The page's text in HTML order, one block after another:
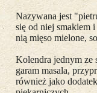
Nazywana jest
się od niej smakiem
nią mięso mielone,
Kolendra jednym ze
garam masala,
również jako